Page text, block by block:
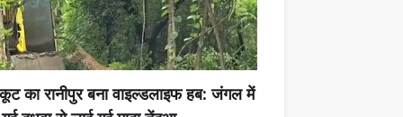
का रानीपुर बना वाइल्डलाइफ हब: जंगल में